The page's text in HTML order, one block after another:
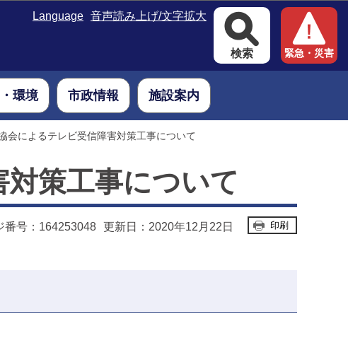
Language 音声読み上げ/文字拡大
検索 緊急・災害
環境 市政情報 施設案内
会によるテレビ受信障害対策工事について
策工事について
番号：164253048 更新日：2020年12月22日 印刷